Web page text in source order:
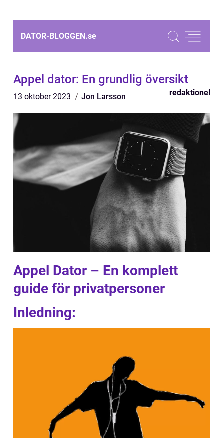
DATOR-BLOGGEN.se
Appel dator: En grundlig översikt
13 oktober 2023 Jon Larsson redaktionel
Appel Dator – En komplett
guide för privatpersoner
Inledning: